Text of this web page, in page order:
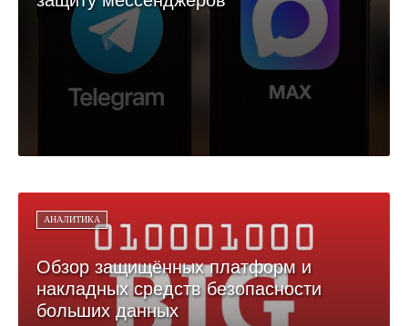
АНАЛИТИКА
Обзор защищённых платформ и
накладных средств безопасности
больших данных